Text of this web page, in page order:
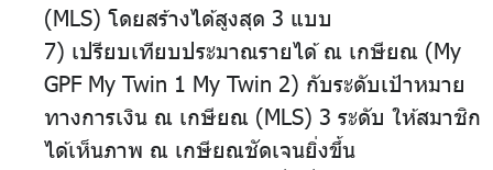
(MLS) โดยสร้างได้สูงสุด 3 แบบ
7) เปรียบเทียบประมาณรายได้ ณ เกษียณ (My
GPF My Twin 1 My Twin 2) กับระดับเป้าหมาย
ทางการเงิน ณ เกษียณ (MLS) 3 ระดับ ให้สมาชิก
ได้เห็นภาพ ณ เกษียณชัดเจนยิ่งขึ้น